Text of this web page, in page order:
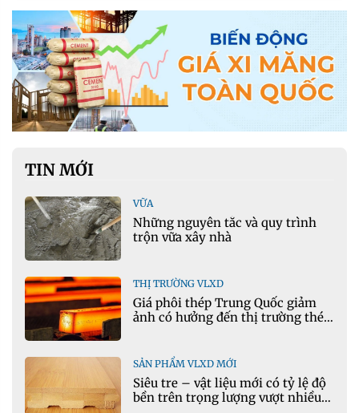
TIN MỚI
VỮA
Những nguyên tắc và quy trình
trộn vữa xây nhà
THỊ TRƯỜNG VLXD
Giá phôi thép Trung Quốc giảm
ảnh có hưởng đến thị trường thép
SẢN PHẨM VLXD MỚI
Siêu tre – vật liệu mới có tỷ lệ độ
bền trên trọng lượng vượt nhiều